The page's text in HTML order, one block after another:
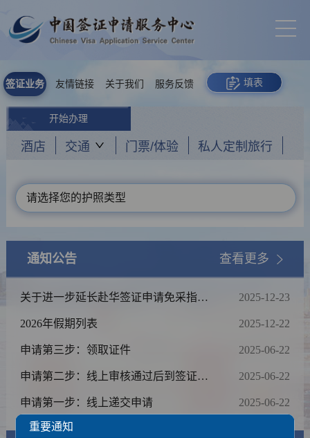
签证业务 友情链接 关于我们 服务反馈 填表
开始办理
酒店 交通 门票/体验 私人定制旅行
请选择您的护照类型
通知公告 查看更多
关于进一步延长赴华签证申请免采指纹
2025-12-23
2026年假期列表 2025-12-22
申请第三步：领取证件 2025-06-22
申请第二步：线上审核通过后到签证中
2025-06-22
申请第一步：线上递交申请 2025-06-22
重要通知